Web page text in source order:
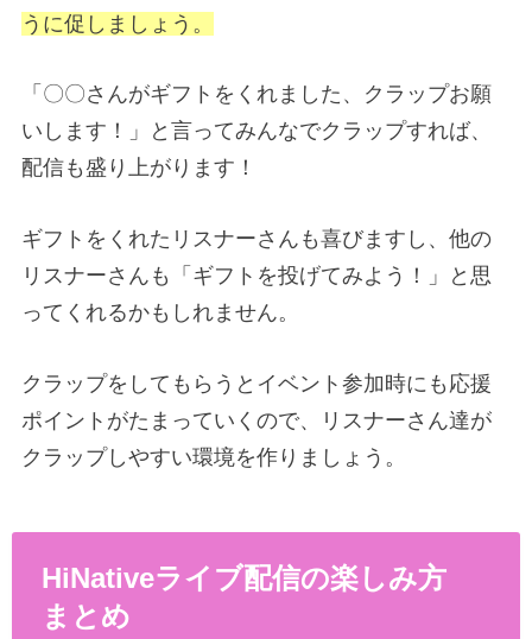
うに促しましょう。
「〇〇さんがギフトをくれました、クラップお願
いします！」と言ってみんなでクラップすれば、
配信も盛り上がります！
ギフトをくれたリスナーさんも喜びますし、他の
リスナーさんも「ギフトを投げてみよう！」と思
ってくれるかもしれません。
クラップをしてもらうとイベント参加時にも応援
ポイントがたまっていくので、リスナーさん達が
クラップしやすい環境を作りましょう。
HiNativeライブ配信の楽しみ方
まとめ